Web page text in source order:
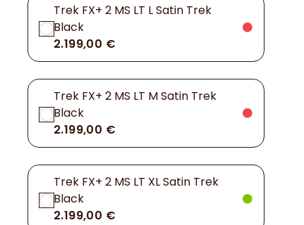
Trek FX+ 2 MS LT L Satin Trek
Black
2.199,00 €
Trek FX+ 2 MS LT M Satin Trek
Black
2.199,00 €
Trek FX+ 2 MS LT XL Satin Trek
Black
2.199,00 €